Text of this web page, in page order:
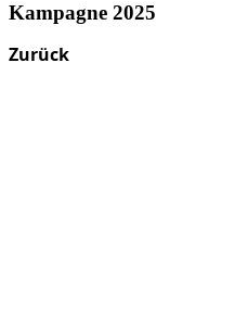
Kampagne 2025
Zurück